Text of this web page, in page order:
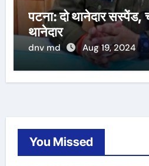
पटना: दो थानेदार सस्पेंड,
थानेदार
dnv md Aug 19, 2024
You Missed